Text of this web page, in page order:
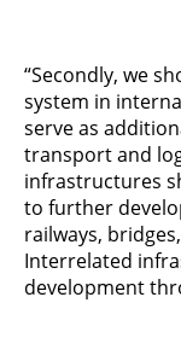
“Secondly, we
system in
serve as
transport and
infrastructures
to further
railways,
Interrelated
development